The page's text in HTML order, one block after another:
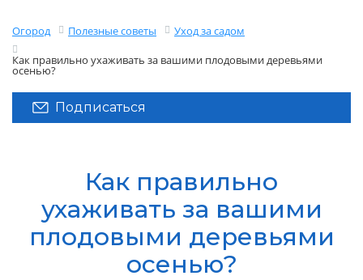
Огород Полезные советы
Уход за садом
Как правильно ухаживать за вашими плодовыми деревьями
осенью?
Подписаться
Как правильно
ухаживать за вашими
плодовыми деревьями
осенью?